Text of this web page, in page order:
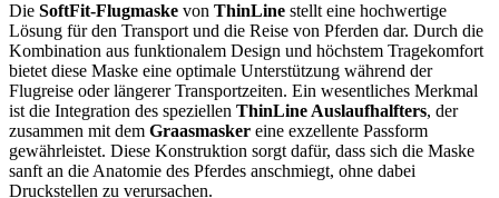
Die SoftFit-Flugmaske von ThinLine stellt eine hochwertige
Lösung für den Transport und die Reise von Pferden dar. Durch die
Kombination aus funktionalem Design und höchstem Tragekomfort
bietet diese Maske eine optimale Unterstützung während der
Flugreise oder längerer Transportzeiten. Ein wesentliches Merkmal
ist die Integration des speziellen ThinLine Auslaufhalfters, der
zusammen mit dem Graasmasker eine exzellente Passform
gewährleistet. Diese Konstruktion sorgt dafür, dass sich die Maske
sanft an die Anatomie des Pferdes anschmiegt, ohne dabei
Druckstellen zu verursachen.